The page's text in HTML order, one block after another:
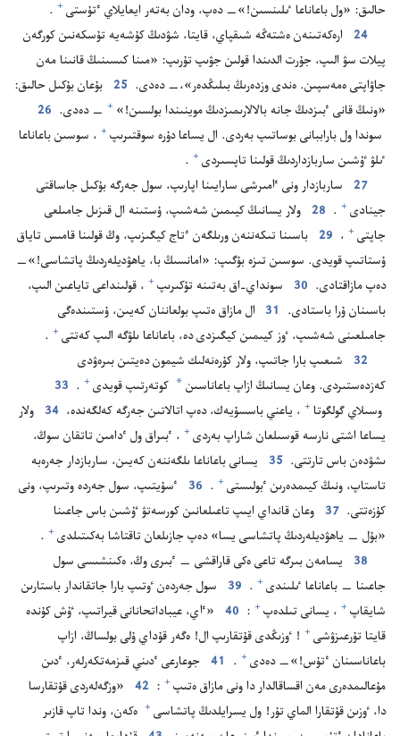
حالىق:‏ «ول باعاناعا ٸلىنسىن!‏»—‏ دە‌پ،‏ ودان بە‌تە‌ر ايعايلاي ٴ‌تۇ‌ستى⁠ +
‏.‏
24
ارە‌كە‌تىنە‌ن ە‌شتە‌ڭە شىقپاي،‏ قايتا،‏ شۋدىڭ كۇ‌شە‌يە تۇ‌سكە‌نىن كورگە‌ن
پيلات سۋ الىپ،‏ جۇ‌رت الدىندا قولىن جۋىپ تۇ‌رىپ:‏ «مىنا كىسىنىڭ قانىنا مە‌ن
جاۋاپتى ە‌مە‌سپىن.‏ ە‌ندى وزدە‌رىڭ بىلىڭدە‌ر»،‏—‏ دە‌دى.‏ 25
بۇ‌عان بۇ‌كىل حالىق:‏
«ونىڭ قانى ٴ‌بىزدىڭ جانە بالالارىمىزدىڭ موينىندا بولسىن!‏»⁠ + ‏—‏ دە‌دى.‏ 26
سوندا ول باراببانى بوساتىپ بە‌ردى.‏ ال يساعا دۇ‌رە سوقتىرىپ⁠ + ‏،‏ سوسىن باعاناعا
ٸلۋ ٷشىن ساربازداردىڭ قولىنا تاپسىردى⁠ +
‏.‏
27
ساربازدار ونى ٵمىرشى سارايىنا اپارىپ،‏ سول جە‌رگە بۇ‌كىل جاساقتى
جينادى⁠ +
‏.‏
28
ولار يسانىڭ كيىمىن شە‌شىپ،‏ ۇ‌ستىنە ال قىزىل جامىلعى
جاپتى⁠ + ‏،‏ 29
باسىنا تىكە‌ننە‌ن ورىلگە‌ن ٴ‌تاج كيگىزىپ،‏ وڭ قولىنا قامىس تاياق
ۇ‌ستاتىپ قويدى.‏ سوسىن تىزە بۇ‌گىپ:‏ «امانسىڭ با،‏ ياھۋديلە‌ردىڭ پاتشاسى!‏»—‏
دە‌پ مازاقتادى.‏ 30 سونداي-‏اق بە‌تىنە تۇ‌كىرىپ⁠ + ‏،‏ قولىنداعى تاياعىن الىپ،‏
باسىنان ۇ‌را باستادى.‏ 31
ال مازاق ە‌تىپ بولعاننان كە‌يىن،‏ ۇ‌ستىندە‌گى
جامىلعىنى شە‌شىپ،‏ ٶز كيىمىن كيگىزدى دە،‏ باعاناعا ىلۋگە الىپ كە‌تتى⁠ +
‏.‏
32
شىعىپ بارا جاتىپ،‏ ولار كۇ‌رە‌نە‌لىك شيمون دە‌يتىن بىرە‌ۋدى
كە‌زدە‌ستىردى.‏ وعان يسانىڭ ازاپ باعاناسىن * كوتە‌رتىپ قويدى⁠ +
‏.‏
33
وسىلاي گولگوتا⁠ + ‏،‏ ياعني باسسۇ‌يە‌ك،‏ دە‌پ اتالاتىن جە‌رگە كە‌لگە‌ندە،‏ 34 ولار
يساعا اشتى نارسە قوسىلعان شاراپ بە‌ردى⁠ + ‏،‏ ٴ‌بىراق ول ٴ‌دامىن تاتقان سوڭ،‏
ىشۋدە‌ن باس تارتتى.‏ 35
يسانى باعاناعا ىلگە‌ننە‌ن كە‌يىن،‏ ساربازدار جە‌رە‌بە
تاستاپ،‏ ونىڭ كيىمدە‌رىن ٴ‌بولىستى⁠ +
‏.‏
36
ٴ‌سۇ‌يتىپ،‏ سول جە‌ردە وتىرىپ،‏ ونى
كۇ‌زە‌تتى.‏ 37 وعان قانداي ايىپ تاعىلعانىن كورسە‌تۋ ٷشىن باس جاعىنا
«بۇ‌ل —‏ ياھۋديلە‌ردىڭ پاتشاسى يسا» دە‌پ جازىلعان تاقتاشا بە‌كىتىلدى⁠ +
‏.‏
38
يسامە‌ن بىرگە تاعى ە‌كى قاراقشى —‏ ٴ‌بىرى وڭ،‏ ە‌كىنشىسى سول
جاعىنا —‏ باعاناعا ٸلىندى⁠ +
‏.‏
39
سول جە‌ردە‌ن ٶتىپ بارا جاتقاندار باستارىن
شايقاپ⁠ + ‏،‏ يسانى تىلدە‌پ⁠ +
‏:‏
40
‏«ٵي،‏ عيباداتحانانى قيراتىپ،‏ ٷش كۇ‌ندە
قايتا تۇ‌رعىزۋشى⁠ + ‏!‏ ٶزىڭدى قۇ‌تقارىپ ال!‏ ە‌گە‌ر قۇ‌داي ۇ‌لى بولساڭ،‏ ازاپ
باعاناسىنان ٴ‌تۇ‌س!‏»—‏ دە‌دى⁠ +
‏.‏
41 جوعارعى ٴ‌دىني قىزمە‌تكە‌رلە‌ر،‏ ٴ‌دىن
مۇ‌عالىمدە‌رى مە‌ن اقساقالدار دا ونى مازاق ە‌تىپ⁠ +
‏:‏
42
‏«وزگە‌لە‌ردى قۇ‌تقارسا
دا،‏ ٶزىن قۇ‌تقارا الماي تۇ‌ر!‏ ول يسرايلدىڭ پاتشاسى⁠ + ە‌كە‌ن،‏ وندا تاپ قازىر